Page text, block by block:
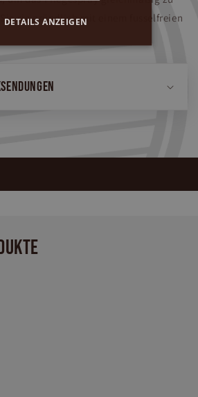
sie gründlich mit einem fusselfreien
DETAILS ANZEIGEN